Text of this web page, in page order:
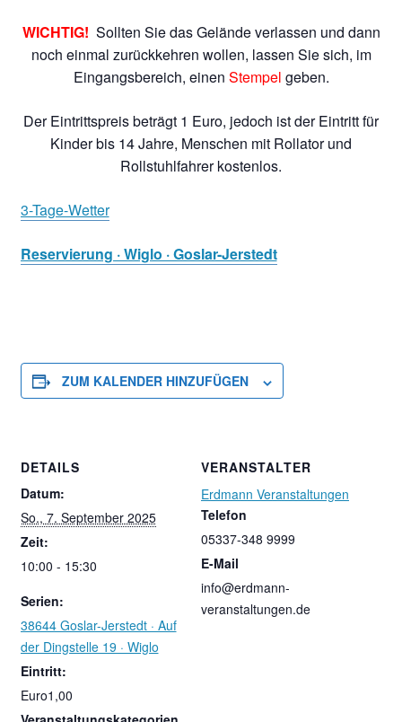
WICHTIG! Sollten Sie das Gelände verlassen und dann
noch einmal zurückkehren wollen, lassen Sie sich, im
Eingangsbereich, einen Stempel geben.
Der Eintrittspreis beträgt 1 Euro, jedoch ist der Eintritt für
Kinder bis 14 Jahre, Menschen mit Rollator und
Rollstuhlfahrer kostenlos.
3-Tage-Wetter
Reservierung · Wiglo · Goslar-Jerstedt
ZUM KALENDER HINZUFÜGEN
DETAILS
Datum:
So., 7. September 2025
Zeit:
10:00 - 15:30
Serien:
38644 Goslar-Jerstedt · Auf
der Dingstelle 19 · Wiglo
Eintritt:
Euro1,00
VERANSTALTER
Erdmann Veranstaltungen
Telefon
05337-348 9999
E-Mail
info@erdmann-
veranstaltungen.de